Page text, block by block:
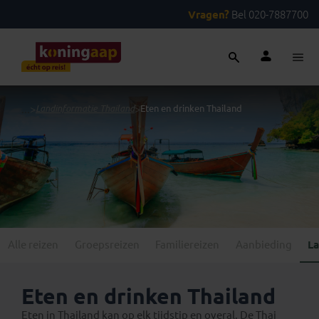
Vragen? Bel 020-7887700
> Landinformatie Thailand>Eten en drinken Thailand
Eten en drinken Thailand
Eten in Thailand kan op elk tijdstip en overal. De Thai